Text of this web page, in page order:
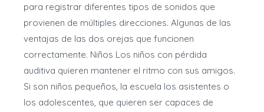
para registrar diferentes tipos de sonidos que
provienen de múltiples direcciones. Algunas de las
ventajas de las dos orejas que funcionen
correctamente. Niños Los niños con pérdida
auditiva quieren mantener el ritmo con sus amigos.
Si son niños pequeños, la escuela los asistentes o
los adolescentes, que quieren ser capaces de